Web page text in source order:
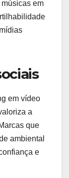
em
em vídeo
a
que
ambiental
e